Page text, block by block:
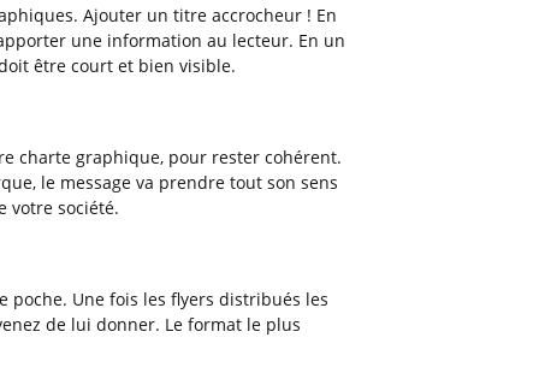
Ajouter un titre accrocheur ! En
une information au lecteur. En un
être court et bien visible.
charte graphique, pour rester cohérent.
le message va prendre tout son sens
votre société.
Une fois les flyers distribués les
de lui donner. Le format le plus